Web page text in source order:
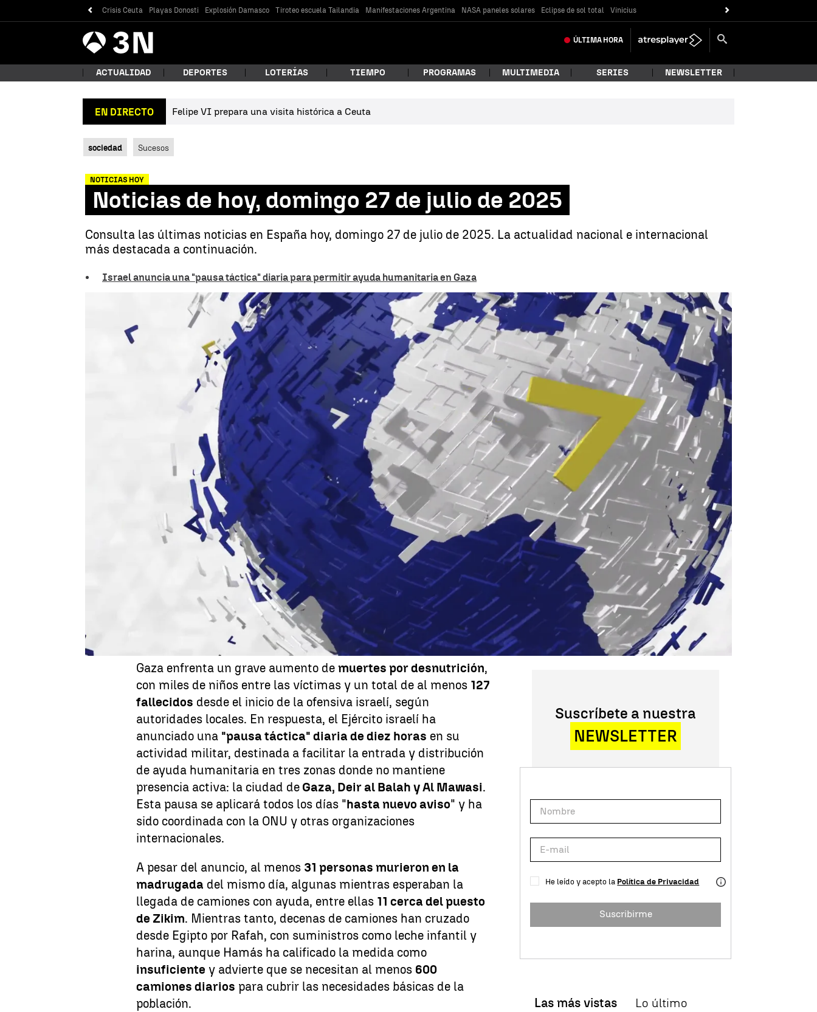
Crisis Ceuta Playas Donosti Explosión Damasco Tiroteo escuela Tailandia Manifestaciones Argentina NASA paneles solares Eclipse de sol total Vinicius
Antena
3 Noticias ÚLTIMA HORA
Buscar
ACTUALIDAD DEPORTES LOTERÍAS TIEMPO PROGRAMAS MULTIMEDIA SERIES NEWSLETTER
EN DIRECTO Felipe VI prepara una visita histórica a Ceuta
sociedad Sucesos
NOTICIAS HOY
Noticias de hoy, domingo 27 de julio de 2025
Consulta las últimas noticias en España hoy, domingo 27 de julio de 2025. La actualidad nacional e internacional
más destacada a continuación.
Israel anuncia una "pausa táctica" diaria para permitir ayuda humanitaria en Gaza
Noticias de hoy, domingo 27 de julio de 2025 |SUMARIO
27 de julio de 2025, 15:04 WhatsappFacebook
X Linkedin
La "pausa táctica" anunciada por Israel, el aviso de Junqueras al
PSOE y la reunión de Trump y Von der Leyen,entre las noticias
destacadas de hoy, domingo 27 de julio de 2025.
Israel anuncia una "pausa táctica" diaria para
permitir ayuda humanitaria en Gaza
Gaza enfrenta un grave aumento demuertes por desnutrición,
con miles de niños entre las víctimas y un total de al menos 127
fallecidos desde el inicio de la ofensiva israelí, según
autoridades locales. En respuesta, el Ejército israelí ha
anunciado una "pausa táctica" diaria de diez horas en su
actividad militar, destinada a facilitar la entrada y distribución
de ayuda humanitaria en tres zonas donde no mantiene
presencia activa: la ciudad de Gaza, Deir al Balah y Al Mawasi.
Esta pausa se aplicará todos los días "hasta nuevo aviso" y ha
sido coordinada con la ONU y otras organizaciones
internacionales.
A pesar del anuncio, al menos 31 personas murieron en la
madrugada del mismo día, algunas mientras esperaban la
llegada de camiones con ayuda, entre ellas 11 cerca del puesto
de Zikim. Mientras tanto, decenas de camiones han cruzado
desde Egipto por Rafah, con suministros como leche infantil y
harina, aunque Hamás ha calificado la medida como
insuficiente y advierte que se necesitan al menos 600
camiones diarios para cubrir las necesidades básicas de la
población.
Suscríbete a nuestra
NEWSLETTER
He leído y acepto la Política de Privacidad
Suscribirme
Las más vistas Lo último